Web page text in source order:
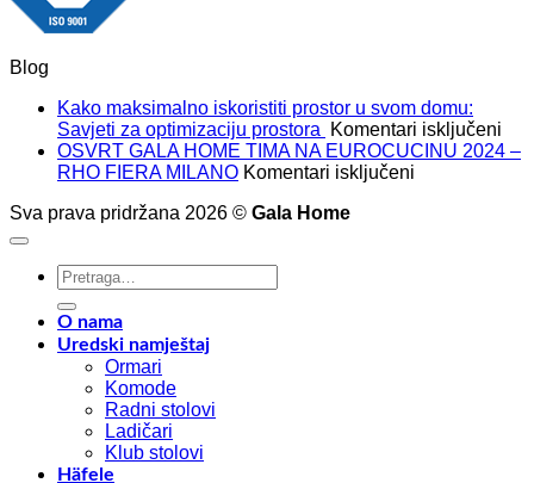
Blog
Kako maksimalno iskoristiti prostor u svom domu:
Savjeti za optimizaciju prostora
Komentari isključeni
OSVRT GALA HOME TIMA NA EUROCUCINU 2024 –
RHO FIERA MILANO Komentari isključeni
Sva prava pridržana 2026 © Gala Home
Pretraži:
O nama
Uredski namještaj
Ormari
Komode
Radni stolovi
Ladičari
Klub stolovi
Häfele